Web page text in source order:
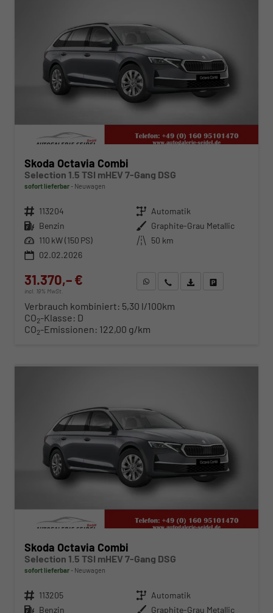
Skoda Octavia Combi
Selection 1.5 TSI mHEV 7-Gang DSG
sofort lieferbar Neuwagen
Fahrzeugnr. 113204 Getriebe Automatik
Kraftstoff Benzin Außenfarbe Graphite-Grau Metallic
Leistung 110 kW (150 PS) Kilometerstand 50 km
02.02.2026
31.370,– €
incl. 19% MwSt.
WhatsApp anfragen
Wir rufen Sie anFahrzeugexposé (PDF)
Verbrauch kombiniert: 5,30 l/100km
CO2-Klasse: D
CO2-Emissionen: 122,00 g/km
Skoda Octavia Combi
Selection 1.5 TSI mHEV 7-Gang DSG
sofort lieferbar Neuwagen
Fahrzeugnr. 113205 Getriebe Automatik
Kraftstoff Benzin Außenfarbe Graphite-Grau Metallic